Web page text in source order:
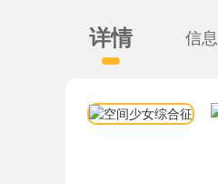
详情 信息